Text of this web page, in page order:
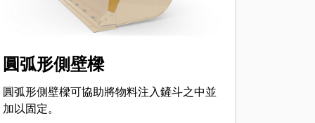
圓弧形側壁樑
圓弧形側壁樑可協助將物料注入鏟斗之中並
加以固定。